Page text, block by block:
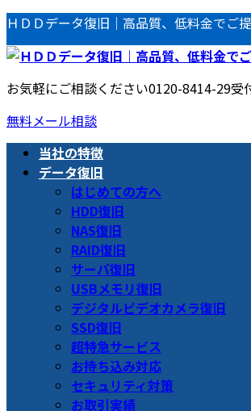
コ
ン
テ
ン
ツ
へ
ス
ナ
ビ
ゲ
ー
シ
ョ
ン
ＨＤＤデータ復旧｜高品質、低料金でご
お気軽にご相談ください0120-8414-29受
無料メール相談
当社の特徴
データ復旧
はじめての方へ
HDD復旧
NAS復旧
RAID復旧
サーバ復旧
USBメモリ復旧
デジタルビデオカメラ復旧
SSD復旧
超特急サービス
お持ち込み対応
セキュリティ対策
お取引実績